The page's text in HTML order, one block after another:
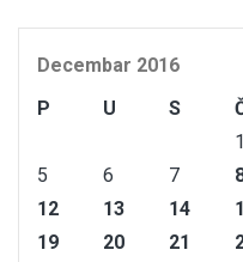
Decembar 2016
P
U S
1
5
6 7
12
13 14
19
20 21